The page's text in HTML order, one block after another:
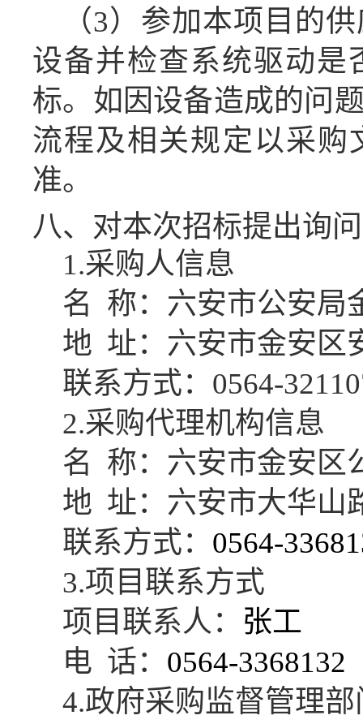
（3） 参加本项目的
设备并检查系统驱动是
标。 如因设备造成的问
流程及相关规定以采购
准。
八、对本次招标提出询
1.采购人信息
名 称：六安市公安局
地 址：六安市金安区
联系方式： 0564-
2.采购代理机构信息
名 称：六安市金安区
地 址：六安市大华山
联系方式： 0564-
3.项目联系方式
项目联系人： 张工
电 话： 0564-3368132
4.政府采购监督管理部